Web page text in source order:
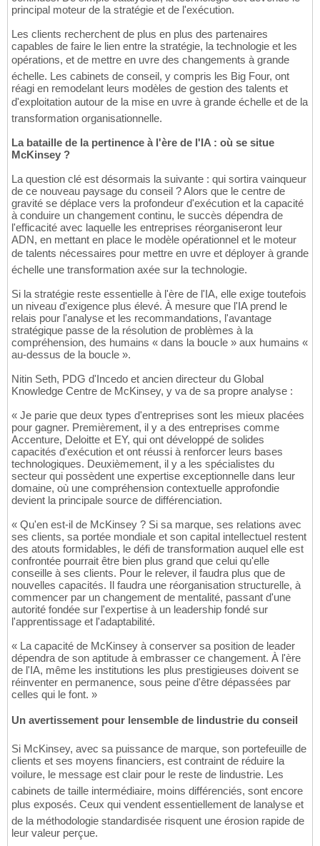
principal moteur de la stratégie et de l'exécution.
Les clients recherchent de plus en plus des partenaires
capables de faire le lien entre la stratégie, la technologie et les
opérations, et de mettre en uvre des changements à grande
échelle. Les cabinets de conseil, y compris les Big Four, ont
réagi en remodelant leurs modèles de gestion des talents et
d'exploitation autour de la mise en uvre à grande échelle et de la
transformation organisationnelle.
La bataille de la pertinence à l'ère de l'IA : où se situe
McKinsey ?
La question clé est désormais la suivante : qui sortira vainqueur
de ce nouveau paysage du conseil ? Alors que le centre de
gravité se déplace vers la profondeur d'exécution et la capacité
à conduire un changement continu, le succès dépendra de
l'efficacité avec laquelle les entreprises réorganiseront leur
ADN, en mettant en place le modèle opérationnel et le moteur
de talents nécessaires pour mettre en uvre et déployer à grande
échelle une transformation axée sur la technologie.
Si la stratégie reste essentielle à l'ère de l'IA, elle exige toutefois
un niveau d'exigence plus élevé. À mesure que l'IA prend le
relais pour l'analyse et les recommandations, l'avantage
stratégique passe de la résolution de problèmes à la
compréhension, des humains « dans la boucle » aux humains «
au-dessus de la boucle ».
Nitin Seth, PDG d'Incedo et ancien directeur du Global
Knowledge Centre de McKinsey, y va de sa propre analyse :
« Je parie que deux types d'entreprises sont les mieux placées
pour gagner. Premièrement, il y a des entreprises comme
Accenture, Deloitte et EY, qui ont développé de solides
capacités d'exécution et ont réussi à renforcer leurs bases
technologiques. Deuxièmement, il y a les spécialistes du
secteur qui possèdent une expertise exceptionnelle dans leur
domaine, où une compréhension contextuelle approfondie
devient la principale source de différenciation.
« Qu'en est-il de McKinsey ? Si sa marque, ses relations avec
ses clients, sa portée mondiale et son capital intellectuel restent
des atouts formidables, le défi de transformation auquel elle est
confrontée pourrait être bien plus grand que celui qu'elle
conseille à ses clients. Pour le relever, il faudra plus que de
nouvelles capacités. Il faudra une réorganisation structurelle, à
commencer par un changement de mentalité, passant d'une
autorité fondée sur l'expertise à un leadership fondé sur
l'apprentissage et l'adaptabilité.
« La capacité de McKinsey à conserver sa position de leader
dépendra de son aptitude à embrasser ce changement. À l'ère
de l'IA, même les institutions les plus prestigieuses doivent se
réinventer en permanence, sous peine d'être dépassées par
celles qui le font. »
Un avertissement pour lensemble de lindustrie du conseil
Si McKinsey, avec sa puissance de marque, son portefeuille de
clients et ses moyens financiers, est contraint de réduire la
voilure, le message est clair pour le reste de lindustrie. Les
cabinets de taille intermédiaire, moins différenciés, sont encore
plus exposés. Ceux qui vendent essentiellement de lanalyse et
de la méthodologie standardisée risquent une érosion rapide de
leur valeur perçue.